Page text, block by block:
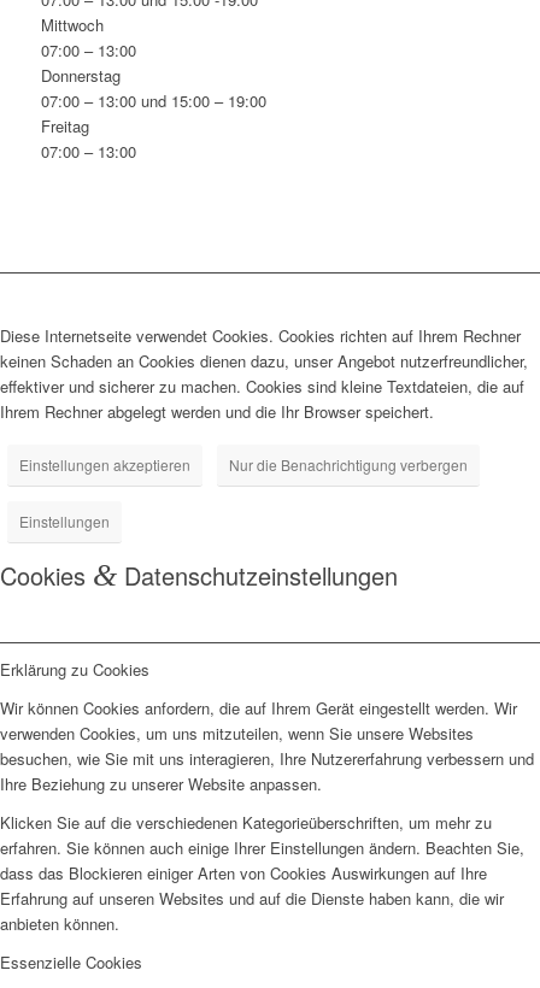
Mittwoch
07:00 – 13:00
Donnerstag
07:00 – 13:00 und 15:00 – 19:00
Freitag
07:00 – 13:00
Diese Internetseite verwendet Cookies. Cookies richten auf Ihrem Rechner
keinen Schaden an Cookies dienen dazu, unser Angebot nutzerfreundlicher,
effektiver und sicherer zu machen. Cookies sind kleine Textdateien, die auf
Ihrem Rechner abgelegt werden und die Ihr Browser speichert.
Einstellungen akzeptieren Nur die Benachrichtigung verbergen
Einstellungen
Cookies & Datenschutzeinstellungen
Erklärung zu Cookies
Wir können Cookies anfordern, die auf Ihrem Gerät eingestellt werden. Wir
verwenden Cookies, um uns mitzuteilen, wenn Sie unsere Websites
besuchen, wie Sie mit uns interagieren, Ihre Nutzererfahrung verbessern und
Ihre Beziehung zu unserer Website anpassen.
Klicken Sie auf die verschiedenen Kategorieüberschriften, um mehr zu
erfahren. Sie können auch einige Ihrer Einstellungen ändern. Beachten Sie,
dass das Blockieren einiger Arten von Cookies Auswirkungen auf Ihre
Erfahrung auf unseren Websites und auf die Dienste haben kann, die wir
anbieten können.
Essenzielle Cookies